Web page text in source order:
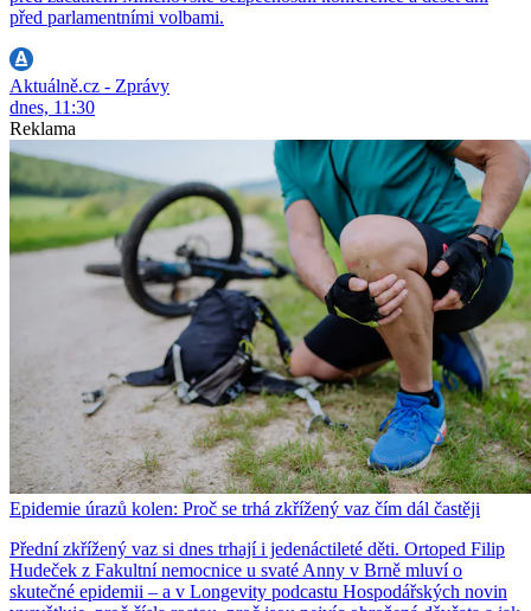
před parlamentními volbami.
Aktuálně.cz - Zprávy
dnes, 11:30
Reklama
Epidemie úrazů kolen: Proč se trhá zkřížený vaz čím dál častěji
Přední zkřížený vaz si dnes trhají i jedenáctileté děti. Ortoped Filip
Hudeček z Fakultní nemocnice u svaté Anny v Brně mluví o
skutečné epidemii – a v Longevity podcastu Hospodářských novin